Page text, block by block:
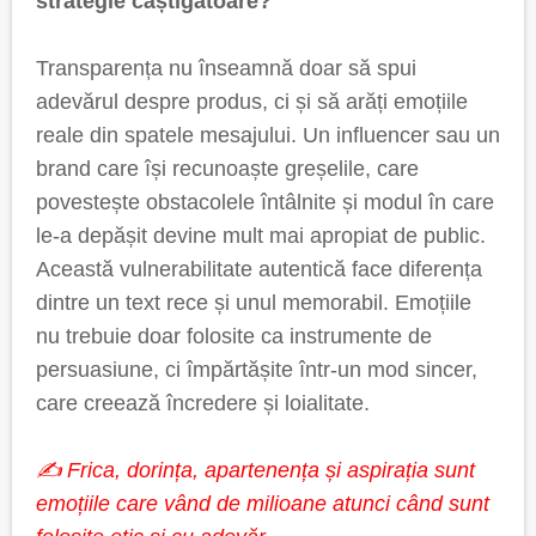
Transparența nu înseamnă doar să spui
adevărul despre produs, ci și să arăți emoțiile
reale din spatele mesajului. Un influencer sau un
brand care își recunoaște greșelile, care
povestește obstacolele întâlnite și modul în care
le-a depășit devine mult mai apropiat de public.
Această vulnerabilitate autentică face diferența
dintre un text rece și unul memorabil. Emoțiile
nu trebuie doar folosite ca instrumente de
persuasiune, ci împărtășite într-un mod sincer,
care creează încredere și loialitate.
✍️ Frica, dorința, apartenența și aspirația sunt
emoțiile care vând de milioane atunci când sunt